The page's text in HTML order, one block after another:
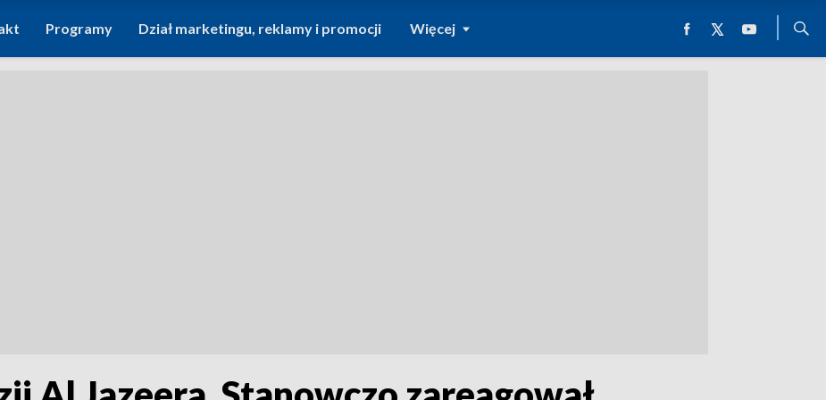
Programy Dział marketingu, reklamy i promocji Więcej